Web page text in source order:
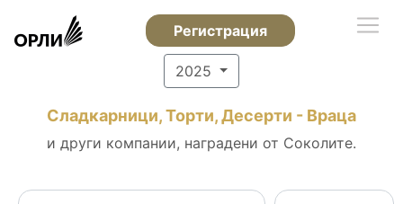
Регистрация
2025
Сладкарници, Торти, Десерти - Враца
и други компании, наградени от Соколите.